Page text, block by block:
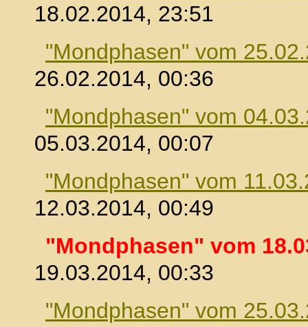
18.02.2014, 23:51
"Mondphasen" vom
26.02.2014, 00:36
"Mondphasen" vom
05.03.2014, 00:07
"Mondphasen" vom
12.03.2014, 00:49
"Mondphasen" vom
19.03.2014, 00:33
"Mondphasen" vom